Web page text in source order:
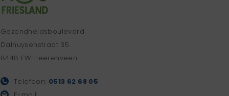
Gezondheidsboulevard
Dalhuysenstraat 35
8448 EW Heerenveen
Telefoon: 0513 62 68 05